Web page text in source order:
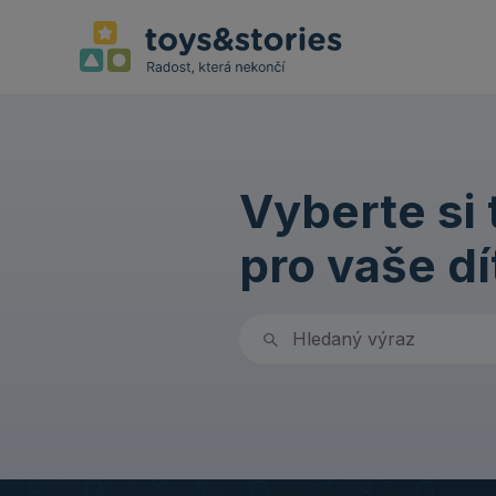
Vyberte si
pro vaše
